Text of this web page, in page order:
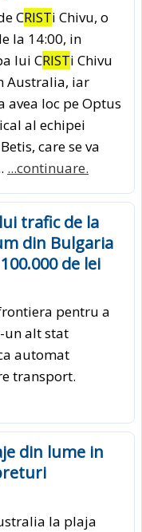
CRISTi Chivu, o
la 14:00, in
lui CRISTi Chivu
Australia, iar
avea loc pe Optus
al echipei
care se va
...continuare.
trafic de la
din Bulgaria
de lei
pentru a
alt stat
automat
transport.
din lume in
la plaja